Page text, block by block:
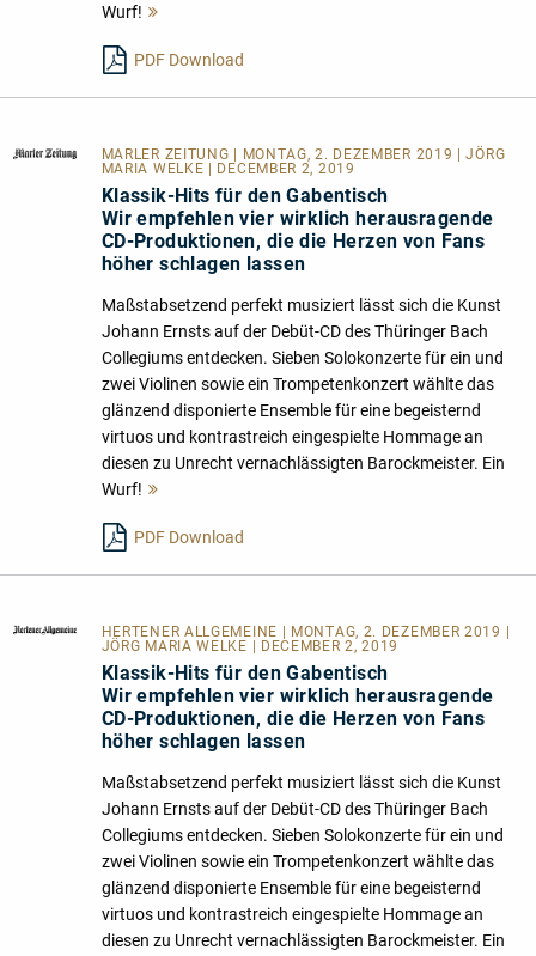
Wurf!
PDF Download
MARLER ZEITUNG
| MONTAG, 2. DEZEMBER 2019 | JÖRG
MARIA WELKE | DECEMBER 2, 2019
Klassik-Hits für den Gabentisch
Wir empfehlen vier wirklich herausragende
CD-Produktionen, die die Herzen von Fans
höher schlagen lassen
Maßstabsetzend perfekt musiziert lässt sich die Kunst
Johann Ernsts auf der Debüt-CD des Thüringer Bach
Collegiums entdecken. Sieben Solokonzerte für ein und
zwei Violinen sowie ein Trompetenkonzert wählte das
glänzend disponierte Ensemble für eine begeisternd
virtuos und kontrastreich eingespielte Hommage an
diesen zu Unrecht vernachlässigten Barockmeister. Ein
Wurf!
PDF Download
HERTENER ALLGEMEINE
| MONTAG, 2. DEZEMBER 2019 |
JÖRG MARIA WELKE | DECEMBER 2, 2019
Klassik-Hits für den Gabentisch
Wir empfehlen vier wirklich herausragende
CD-Produktionen, die die Herzen von Fans
höher schlagen lassen
Maßstabsetzend perfekt musiziert lässt sich die Kunst
Johann Ernsts auf der Debüt-CD des Thüringer Bach
Collegiums entdecken. Sieben Solokonzerte für ein und
zwei Violinen sowie ein Trompetenkonzert wählte das
glänzend disponierte Ensemble für eine begeisternd
virtuos und kontrastreich eingespielte Hommage an
diesen zu Unrecht vernachlässigten Barockmeister. Ein